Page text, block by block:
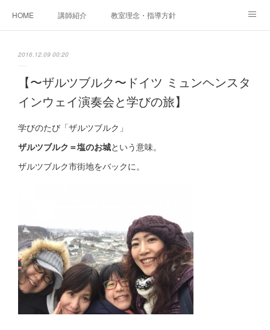
HOME 講師紹介 教室理念・指導方針
ご相談・体験レッスンお申し込み
アクセス 演奏スケジュール
2016.12.09 00:20
【〜ザルツブルク〜ドイツ ミュンヘンスタ
インウェイ演奏会と学びの旅】
学びのたび「ザルツブルク」
ザルツブルク＝塩のお城という意味。
ザルツブルク市街地をバックに。